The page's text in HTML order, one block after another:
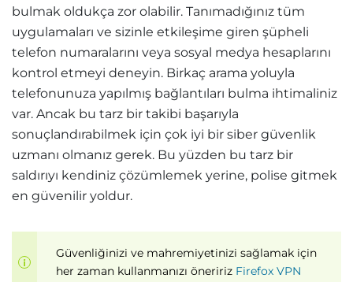
bulmak oldukça zor olabilir. Tanımadığınız tüm
uygulamaları ve sizinle etkileşime giren şüpheli
telefon numaralarını veya sosyal medya hesaplarını
kontrol etmeyi deneyin. Birkaç arama yoluyla
telefonunuza yapılmış bağlantıları bulma ihtimaliniz
var. Ancak bu tarz bir takibi başarıyla
sonuçlandırabilmek için çok iyi bir siber güvenlik
uzmanı olmanız gerek. Bu yüzden bu tarz bir
saldırıyı kendiniz çözümlemek yerine, polise gitmek
en güvenilir yoldur.
Güvenliğinizi ve mahremiyetinizi sağlamak için
her zaman kullanmanızı öneririz Firefox VPN